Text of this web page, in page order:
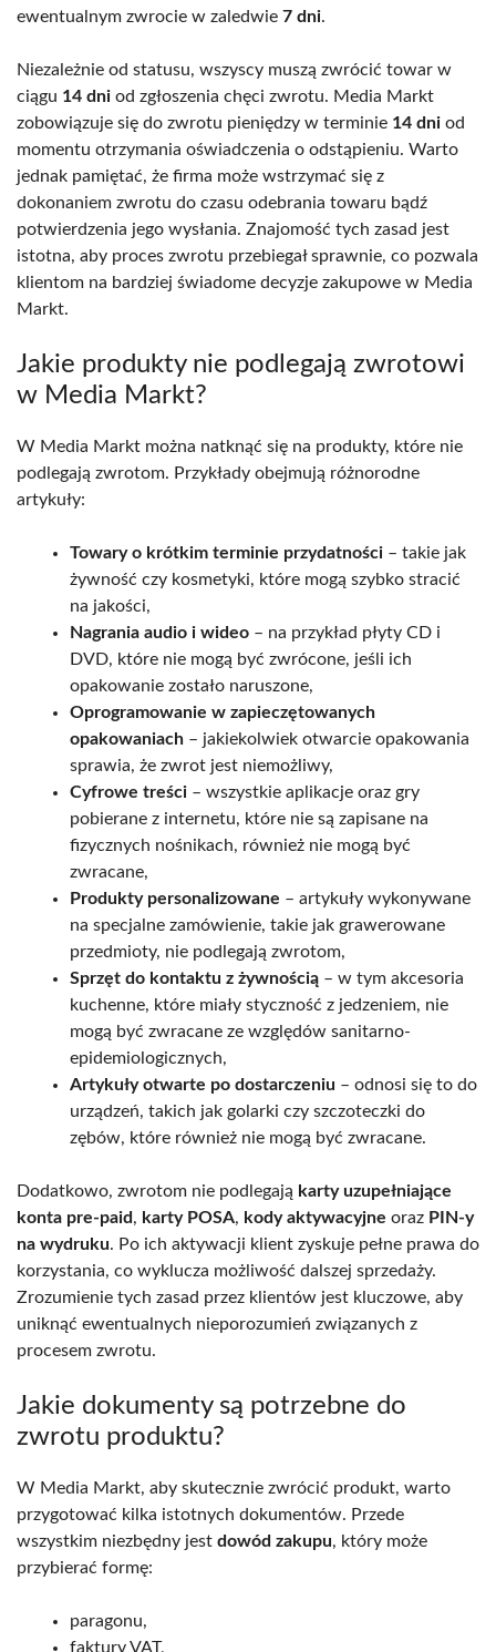
ewentualnym zwrocie w zaledwie 7 dni.
Niezależnie od statusu, wszyscy muszą zwrócić towar w
ciągu 14 dni od zgłoszenia chęci zwrotu. Media Markt
zobowiązuje się do zwrotu pieniędzy w terminie 14 dni od
momentu otrzymania oświadczenia o odstąpieniu. Warto
jednak pamiętać, że firma może wstrzymać się z
dokonaniem zwrotu do czasu odebrania towaru bądź
potwierdzenia jego wysłania. Znajomość tych zasad jest
istotna, aby proces zwrotu przebiegał sprawnie, co pozwala
klientom na bardziej świadome decyzje zakupowe w Media
Markt.
Jakie produkty nie podlegają zwrotowi
w Media Markt?
W Media Markt można natknąć się na produkty, które nie
podlegają zwrotom. Przykłady obejmują różnorodne
artykuły:
Towary o krótkim terminie przydatności – takie jak
żywność czy kosmetyki, które mogą szybko stracić
na jakości,
Nagrania audio i wideo – na przykład płyty CD i
DVD, które nie mogą być zwrócone, jeśli ich
opakowanie zostało naruszone,
Oprogramowanie w zapieczętowanych
opakowaniach – jakiekolwiek otwarcie opakowania
sprawia, że zwrot jest niemożliwy,
Cyfrowe treści – wszystkie aplikacje oraz gry
pobierane z internetu, które nie są zapisane na
fizycznych nośnikach, również nie mogą być
zwracane,
Produkty personalizowane – artykuły wykonywane
na specjalne zamówienie, takie jak grawerowane
przedmioty, nie podlegają zwrotom,
Sprzęt do kontaktu z żywnością – w tym akcesoria
kuchenne, które miały styczność z jedzeniem, nie
mogą być zwracane ze względów sanitarno-
epidemiologicznych,
Artykuły otwarte po dostarczeniu – odnosi się to do
urządzeń, takich jak golarki czy szczoteczki do
zębów, które również nie mogą być zwracane.
Dodatkowo, zwrotom nie podlegają karty uzupełniające
konta pre-paid, karty POSA, kody aktywacyjne oraz PIN-y
na wydruku. Po ich aktywacji klient zyskuje pełne prawa do
korzystania, co wyklucza możliwość dalszej sprzedaży.
Zrozumienie tych zasad przez klientów jest kluczowe, aby
uniknąć ewentualnych nieporozumień związanych z
procesem zwrotu.
Jakie dokumenty są potrzebne do
zwrotu produktu?
W Media Markt, aby skutecznie zwrócić produkt, warto
przygotować kilka istotnych dokumentów. Przede
wszystkim niezbędny jest dowód zakupu, który może
przybierać formę:
paragonu,
faktury VAT,